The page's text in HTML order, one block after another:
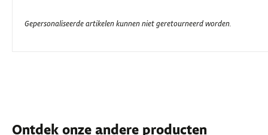
Gepersonaliseerde artikelen kunnen niet geretourneerd worden.
Ontdek onze andere producten